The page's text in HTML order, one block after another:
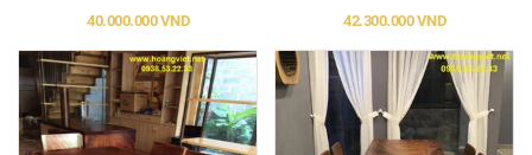
40.000.000 VND
42.300.000 VND